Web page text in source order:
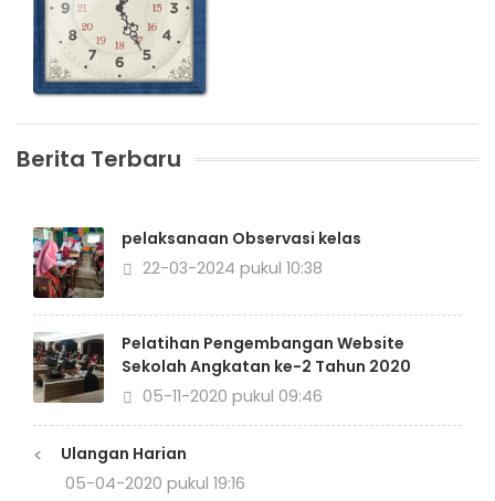
Berita Terbaru
pelaksanaan Observasi kelas
22-03-2024 pukul 10:38
Pelatihan Pengembangan Website
Sekolah Angkatan ke-2 Tahun 2020
05-11-2020 pukul 09:46
<
Ulangan Harian
05-04-2020 pukul 19:16